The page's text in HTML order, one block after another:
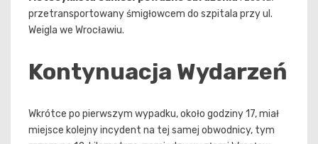
przetransportowany śmigłowcem do szpitala przy ul.
Weigla we Wrocławiu.
Kontynuacja Wydarzeń
Wkrótce po pierwszym wypadku, około godziny 17, miał
miejsce kolejny incydent na tej samej obwodnicy, tym